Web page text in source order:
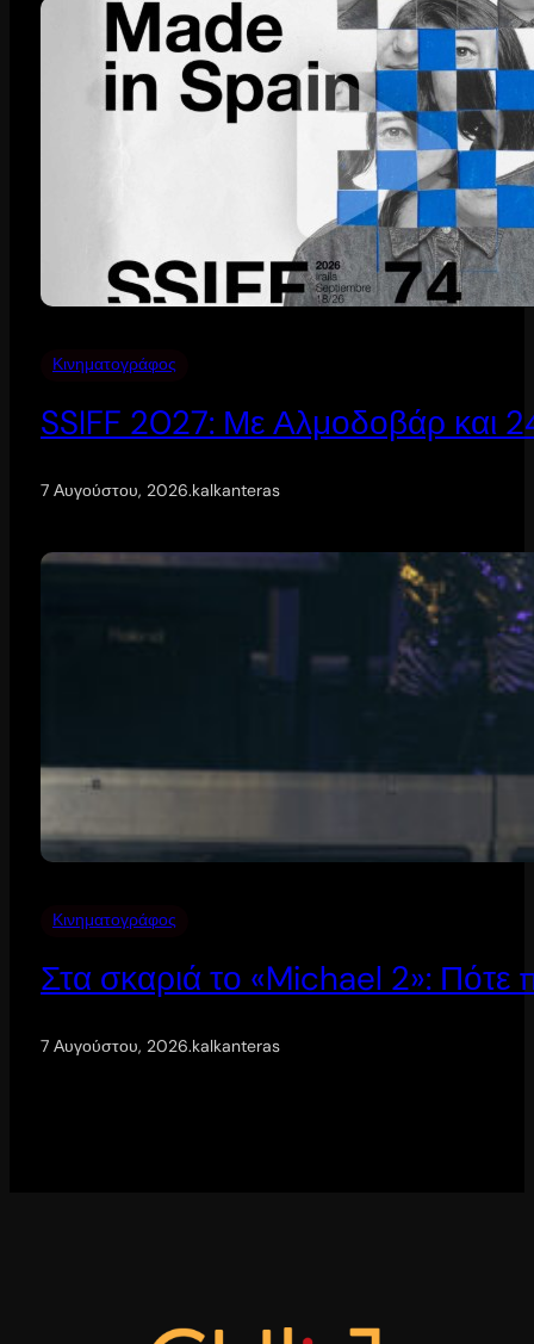
Κινηματογράφος
SSIFF 2027: Με Αλμοδοβάρ και 24
7 Αυγούστου, 2026.kalkanteras
Κινηματογράφος
Στα σκαριά το «Michael 2»: Πότε
7 Αυγούστου, 2026.kalkanteras